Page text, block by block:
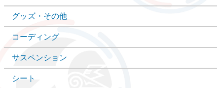
グッズ・その他
コーディング
サスペンション
シート